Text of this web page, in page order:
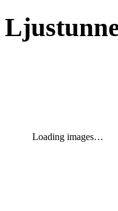
Loading images…